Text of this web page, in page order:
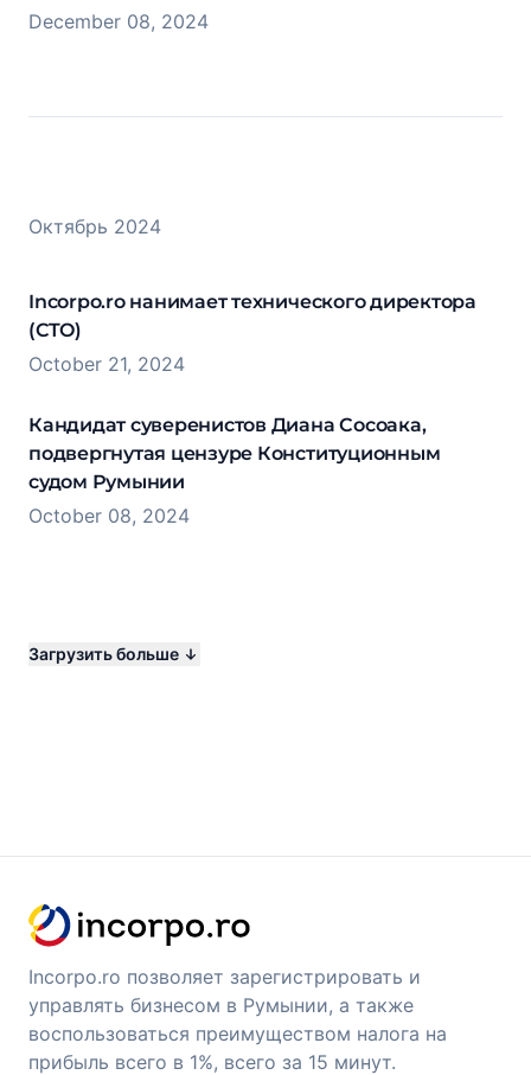
December 08, 2024
Октябрь 2024
Incorpo.ro нанимает технического директора
(CTO)
October 21, 2024
Кандидат суверенистов Диана Сосоака,
подвергнутая цензуре Конституционным
судом Румынии
October 08, 2024
Загрузить больше
Incorpo.ro позволяет зарегистрировать и
управлять бизнесом в Румынии, а также
воспользоваться преимуществом налога на
прибыль всего в 1%, всего за 15 минут.